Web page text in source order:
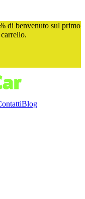
di benvenuto sul primo
Blog